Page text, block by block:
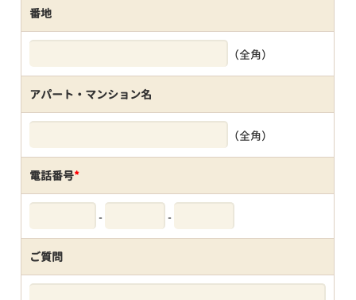
番地
（全角）
アパート・マンション名
（全角）
電話番号*
- -
ご質問